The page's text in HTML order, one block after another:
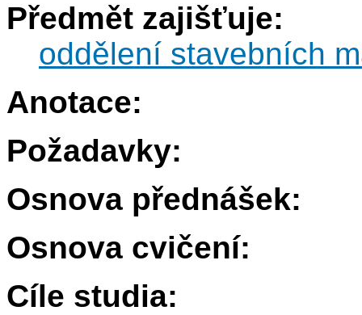
Předmět zajišťuje:
oddělení stavebních
Anotace:
Požadavky:
Osnova přednášek:
Osnova cvičení:
Cíle studia: